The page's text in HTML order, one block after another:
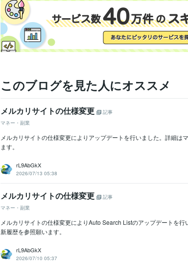
このブログを見た人にオススメ
メルカリサイトの仕様変更
記事
マネー・副業
メルカリサイトの仕様変更によりアップデートを行いました。詳細は
ます。
rL9AbGkX
2026/07/13 05:38
メルカリサイトの仕様変更
記事
マネー・副業
メルカリサイトの仕様変更によりAuto Search Listのアップデートを
新履歴を参照願います。
rL9AbGkX
2026/07/10 05:37